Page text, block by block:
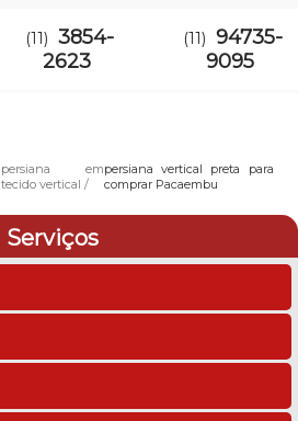
(11) 3854-
2623
(11) 94735-
9095
persiana em
tecido vertical
persiana vertical preta para
comprar Pacaembu
Serviços